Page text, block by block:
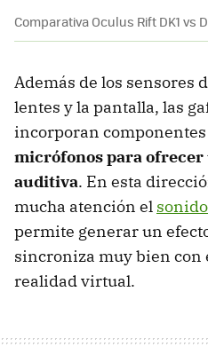
Comparativa Oculus Rift DK1 vs
Además de los sensores
lentes y la pantalla, las
incorporan
micrófonos para
auditiva. En esta
mucha atención el
permite generar un
sincroniza muy bien con
realidad virtual.